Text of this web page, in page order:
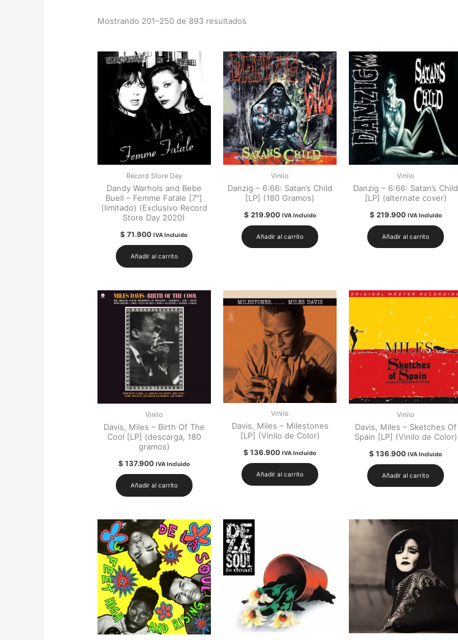
Mostrando 201–250 de 893 resultados
Record Store Day
Dandy Warhols and Bebe
Buell – Femme Fatale [7″]
(limitado) (Exclusivo Record
Store Day 2020)
$ 71.900 IVA Incluido
Añadir al carrito
Vinilo
Danzig – 6:66: Satan’s Child
[LP] (180 Gramos)
$219.900 IVA Incluido
Añadir al carrito
Vinilo
Danzig – 6:66: Satan’s Child
[LP] (alternate cover)
$219.900 IVA Incluido
Añadir al carrito
Vinilo
Davis, Miles – Birth Of The
Cool [LP] (descarga, 180
gramos)
$137.900 IVA Incluido
Añadir al carrito
Vinilo
Davis, Miles – Milestones
[LP] (Vinilo de Color)
$ 136.900 IVA Incluido
Añadir al carrito
Vinilo
Davis, Miles – Sketches Of
Spain [LP] (Vinilo de Color)
$ 136.900 IVA Incluido
Añadir al carrito